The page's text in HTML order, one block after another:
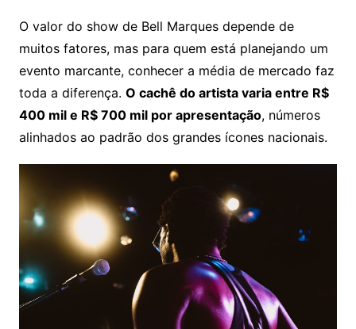
O valor do show de Bell Marques depende de
muitos fatores, mas para quem está planejando um
evento marcante, conhecer a média de mercado faz
toda a diferença. O cachê do artista varia entre R$
400 mil e R$ 700 mil por apresentação, números
alinhados ao padrão dos grandes ícones nacionais.